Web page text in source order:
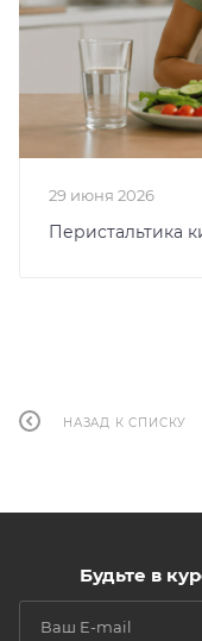
29 июня 2026
Перистальтика
НАЗАД К СПИСКУ
Будьте в